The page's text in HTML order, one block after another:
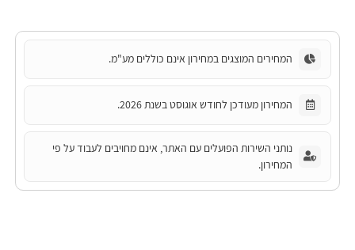
המחירים המוצגים במחירון אינם כוללים מע"מ.
המחירון מעודכן לחודש אוגוסט בשנת 2026.
נותני השירות הפועלים עם האתר, אינם מחויבים לעבוד על פי
המחירון.